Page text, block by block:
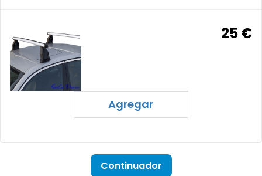
25 €
Agregar
Continuador